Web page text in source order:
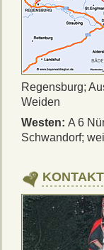
Regensburg;
Weiden
Westen: A 6
Schwandorf;